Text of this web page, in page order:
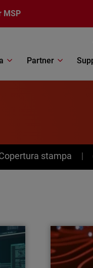
MSP
Partner
stampa